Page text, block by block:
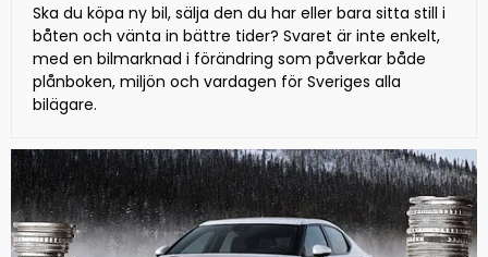
Ska du köpa ny bil, sälja den du har eller bara sitta still i
båten och vänta in bättre tider? Svaret är inte enkelt,
med en bilmarknad i förändring som påverkar både
plånboken, miljön och vardagen för Sveriges alla
bilägare.